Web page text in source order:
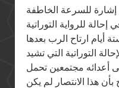
إشارة للسرعة الخاطفة
للرواية التوراتية
أيام ارتاح الرب بعدها
التوراتية التي تشيد
أعدائه مجتمعين تحمل
بأن هذا الانتصار لم يكن